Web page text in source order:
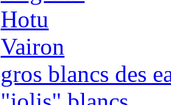
Hotu
Vairon
gros blancs des